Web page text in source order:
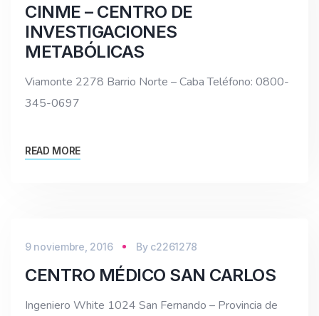
CINME – CENTRO DE
INVESTIGACIONES
METABÓLICAS
Viamonte 2278 Barrio Norte – Caba Teléfono: 0800-
345-0697
READ MORE
9 noviembre, 2016 By c2261278
CENTRO MÉDICO SAN CARLOS
Ingeniero White 1024 San Fernando – Provincia de